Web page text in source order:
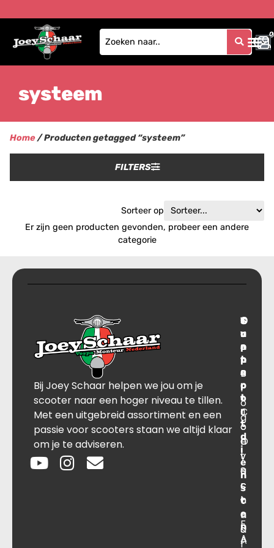
0
0
systeem
Home/ Producten getagged “systeem”
FILTERS
Sorteer op
Er zijn geen producten gevonden, probeer een andere
categorie
Bij Joey Schaar helpen we jou om je
scooter naar een hoger niveau te tillen.
Met een uitgebreid assortiment en een
passie voor scooters staan we altijd klaar
om je te adviseren.
T
r
a
n
s
p
o
r
t
d
i
e
n
s
t
e
n
A
O
v
e
r
B
l
o
g
O
v
e
r
o
n
s
S
u
p
p
o
r
t
C
o
n
t
a
c
t
F
A
C
o
n
t
a
c
t
J
o
e
y
S
c
h
a
a
r